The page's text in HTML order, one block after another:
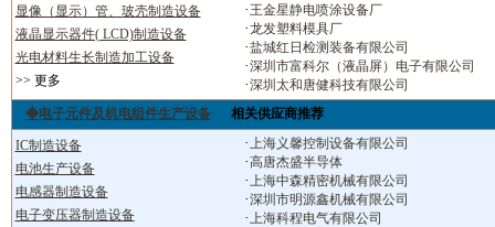
显像（显示）管、玻壳制造设备
液晶显示器件( LCD)制造设备
光电材料生长制造加工设备
>> 更多
· 王金星静电喷涂设备厂
·龙发塑料模具厂
·盐城红日检测装备有限公司
·深圳市富科尔（液晶屏）电子有限公司
·深圳太和唐健科技有限公司
◆电子元件及机电组件生产设备
相关供应商推荐
IC制造设备
电池生产设备
电感器制造设备
电子变压器制造设备
·上海义馨控制设备有限公司
·高唐杰盛半导体
·上海中森精密机械有限公司
·深圳市明源鑫机械有限公司
·上海科程电气有限公司